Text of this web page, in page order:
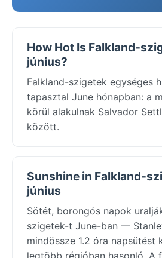
How Hot Is Falkland-
június?
Falkland-szigetek egységes
tapasztal June hónapban: a
körül alakulnak Salvador
között.
Sunshine in Falkland-
június
Sötét, borongós napok
szigetek-t June-ban —
mindössze 1.2 óra napsütést
legtöbb régióban hasonló. A